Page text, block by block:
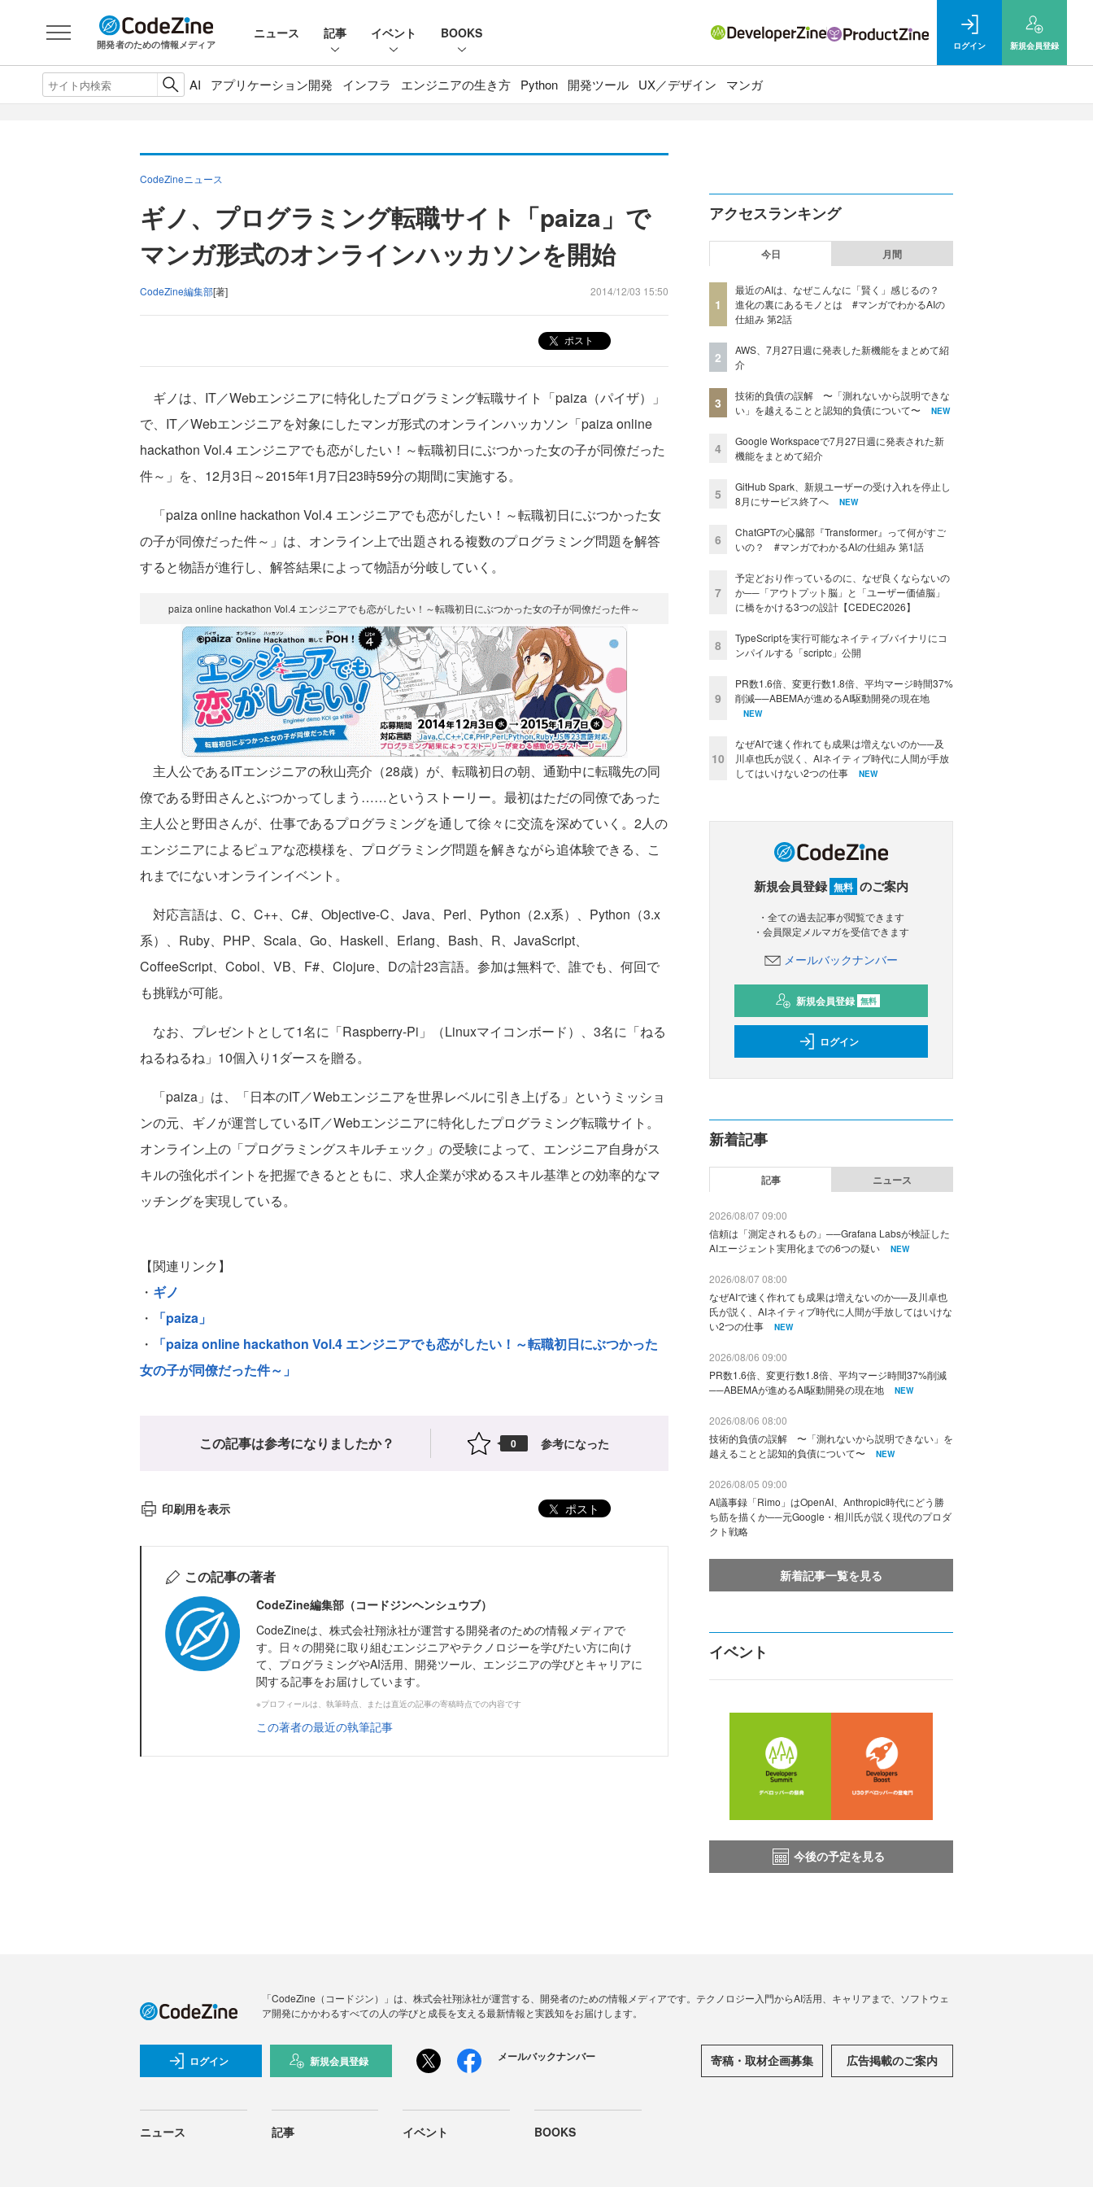
開発者のための情報メディア
ニュース 記事 イベント BOOKS
ログイン 新規会員登録
AI アプリケーション開発 インフラ エンジニアの生き方 Python 開発ツール UX／デザイン マンガ
CodeZineニュース
ギノ、プログラミング転職サイト「paiza」で
マンガ形式のオンラインハッカソンを開始
CodeZine編集部[著] 2014/12/03 15:50
ポスト
ギノは、IT／Webエンジニアに特化したプログラミング転職サイト「paiza（パイザ）」
で、IT／Webエンジニアを対象にしたマンガ形式のオンラインハッカソン「paiza online
hackathon Vol.4 エンジニアでも恋がしたい！～転職初日にぶつかった女の子が同僚だった
件～」を、12月3日～2015年1月7日23時59分の期間に実施する。
「paiza online hackathon Vol.4 エンジニアでも恋がしたい！～転職初日にぶつかった女
の子が同僚だった件～」は、オンライン上で出題される複数のプログラミング問題を解答
すると物語が進行し、解答結果によって物語が分岐していく。
paiza online hackathon Vol.4 エンジニアでも恋がしたい！～転職初日にぶつかった女の子が同僚だった件～
主人公であるITエンジニアの秋山亮介（28歳）が、転職初日の朝、通勤中に転職先の同
僚である野田さんとぶつかってしまう……というストーリー。最初はただの同僚であった
主人公と野田さんが、仕事であるプログラミングを通して徐々に交流を深めていく。2人の
エンジニアによるピュアな恋模様を、プログラミング問題を解きながら追体験できる、こ
れまでにないオンラインイベント。
対応言語は、C、C++、C#、Objective-C、Java、Perl、Python（2.x系）、Python（3.x
系）、Ruby、PHP、Scala、Go、Haskell、Erlang、Bash、R、JavaScript、
CoffeeScript、Cobol、VB、F#、Clojure、Dの計23言語。参加は無料で、誰でも、何回で
も挑戦が可能。
なお、プレゼントとして1名に「Raspberry-Pi」（Linuxマイコンボード）、3名に「ねる
ねるねるね」10個入り1ダースを贈る。
「paiza」は、「日本のIT／Webエンジニアを世界レベルに引き上げる」というミッショ
ンの元、ギノが運営しているIT／Webエンジニアに特化したプログラミング転職サイト。
オンライン上の「プログラミングスキルチェック」の受験によって、エンジニア自身がス
キルの強化ポイントを把握できるとともに、求人企業が求めるスキル基準との効率的なマ
ッチングを実現している。
【関連リンク】
・ ギノ
・
「paiza」
・
「paiza online hackathon Vol.4 エンジニアでも恋がしたい！～転職初日にぶつかった
女の子が同僚だった件～」
この記事は参考になりましたか？ 0 参考になった
印刷用を表示 ポスト
この記事の著者
CodeZine編集部（コードジンヘンシュウブ）
CodeZineは、株式会社翔泳社が運営する開発者のための情報メディアで
す。日々の開発に取り組むエンジニアやテクノロジーを学びたい方に向け
て、プログラミングやAI活用、開発ツール、エンジニアの学びとキャリアに
関する記事をお届けしています。
※プロフィールは、執筆時点、または直近の記事の寄稿時点での内容です
この著者の最近の執筆記事
アクセスランキング
今日 月間
1
最近のAIは、なぜこんなに「賢く」感じるの？
進化の裏にあるモノとは #マンガでわかるAIの
仕組み 第2話
2
AWS、7月27日週に発表した新機能をまとめて紹
介
3
技術的負債の誤解 〜「測れないから説明できな
い」を越えることと認知的負債について〜
NEW
4
Google Workspaceで7月27日週に発表された新
機能をまとめて紹介
5
GitHub Spark、新規ユーザーの受け入れを停止し
8月にサービス終了へ
NEW
6
ChatGPTの心臓部『Transformer』って何がすご
いの？ #マンガでわかるAIの仕組み 第1話
7
予定どおり作っているのに、なぜ良くならないの
か──「アウトプット脳」と「ユーザー価値脳」
に橋をかける3つの設計【CEDEC2026】
8
TypeScriptを実行可能なネイティブバイナリにコ
ンパイルする「scriptc」公開
9
PR数1.6倍、変更行数1.8倍、平均マージ時間37%
削減──ABEMAが進めるAI駆動開発の現在地
NEW
10
なぜAIで速く作れても成果は増えないのか──及
川卓也氏が説く、AIネイティブ時代に人間が手放
してはいけない2つの仕事
NEW
新規会員登録 無料 のご案内
・全ての過去記事が閲覧できます
・会員限定メルマガを受信できます
メールバックナンバー
新規会員登録 無料
ログイン
新着記事
記事 ニュース
2026/08/07 09:00
信頼は「測定されるもの」──Grafana Labsが検証した
AIエージェント実用化までの6つの疑い
NEW
2026/08/07 08:00
なぜAIで速く作れても成果は増えないのか──及川卓也
氏が説く、AIネイティブ時代に人間が手放してはいけな
い2つの仕事
NEW
2026/08/06 09:00
PR数1.6倍、変更行数1.8倍、平均マージ時間37%削減
──ABEMAが進めるAI駆動開発の現在地
NEW
2026/08/06 08:00
技術的負債の誤解 〜「測れないから説明できない」を
越えることと認知的負債について〜
NEW
2026/08/05 09:00
AI議事録「Rimo」はOpenAI、Anthropic時代にどう勝
ち筋を描くか──元Google・相川氏が説く現代のプロダ
クト戦略
新着記事一覧を見る
イベント
今後の予定を見る
「CodeZine（コードジン）」は、株式会社翔泳社が運営する、開発者のための情報メディアです。テクノロジー入門からAI活用、キャリアまで、ソフトウェ
ア開発にかかわるすべての人の学びと成長を支える最新情報と実践知をお届けします。
ログイン 新規会員登録 メールバックナンバー 寄稿・取材企画募集 広告掲載のご案内
ニュース 記事 イベント BOOKS